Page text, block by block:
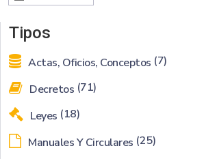
Tipos
Actas, Oficios, Conceptos (7)
Decretos (71)
Leyes (18)
Manuales Y Circulares (25)